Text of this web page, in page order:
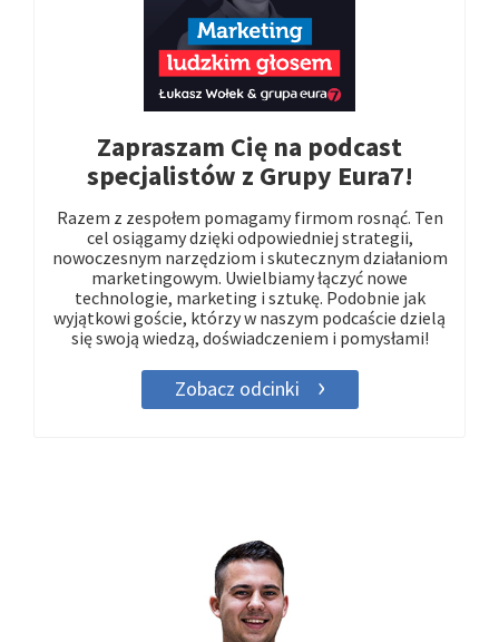
Zapraszam Cię na podcast
specjalistów z Grupy Eura7!
Razem z zespołem pomagamy firmom rosnąć. Ten
cel osiągamy dzięki odpowiedniej strategii,
nowoczesnym narzędziom i skutecznym działaniom
marketingowym. Uwielbiamy łączyć nowe
technologie, marketing i sztukę. Podobnie jak
wyjątkowi goście, którzy w naszym podcaście dzielą
się swoją wiedzą, doświadczeniem i pomysłami!
Zobacz odcinki